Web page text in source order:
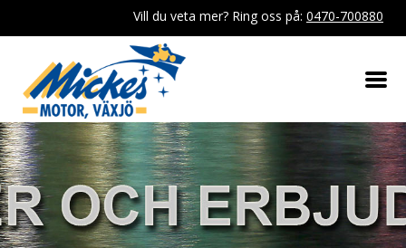
Vill du veta mer? Ring oss på: 0470-700880